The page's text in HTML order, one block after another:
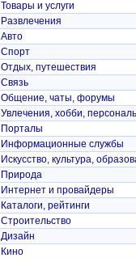
Товары и услуги
Развлечения
Авто
Спорт
Отдых, путешествия
Связь
Общение, чаты, форумы
Увлечения, хобби,
Порталы
Информационные службы
Искусство, культура,
Природа
Интернет и провайдеры
Каталоги, рейтинги
Строительство
Дизайн
Кино